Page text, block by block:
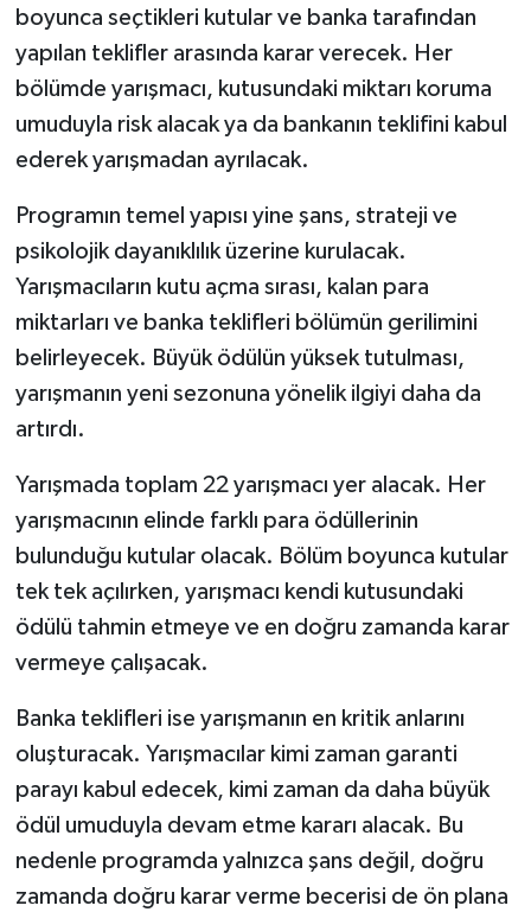
boyunca seçtikleri kutular ve banka tarafından
yapılan teklifler arasında karar verecek. Her
bölümde yarışmacı, kutusundaki miktarı koruma
umuduyla risk alacak ya da bankanın teklifini kabul
ederek yarışmadan ayrılacak.
Programın temel yapısı yine şans, strateji ve
psikolojik dayanıklılık üzerine kurulacak.
Yarışmacıların kutu açma sırası, kalan para
miktarları ve banka teklifleri bölümün gerilimini
belirleyecek. Büyük ödülün yüksek tutulması,
yarışmanın yeni sezonuna yönelik ilgiyi daha da
artırdı.
Yarışmada toplam 22 yarışmacı yer alacak. Her
yarışmacının elinde farklı para ödüllerinin
bulunduğu kutular olacak. Bölüm boyunca kutular
tek tek açılırken, yarışmacı kendi kutusundaki
ödülü tahmin etmeye ve en doğru zamanda karar
vermeye çalışacak.
Banka teklifleri ise yarışmanın en kritik anlarını
oluşturacak. Yarışmacılar kimi zaman garanti
parayı kabul edecek, kimi zaman da daha büyük
ödül umuduyla devam etme kararı alacak. Bu
nedenle programda yalnızca şans değil, doğru
zamanda doğru karar verme becerisi de ön plana